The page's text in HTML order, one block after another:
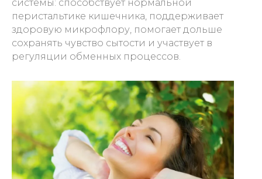
системы: способствует нормальной
перистальтике кишечника, поддерживает
здоровую микрофлору, помогает дольше
сохранять чувство сытости и участвует в
регуляции обменных процессов.